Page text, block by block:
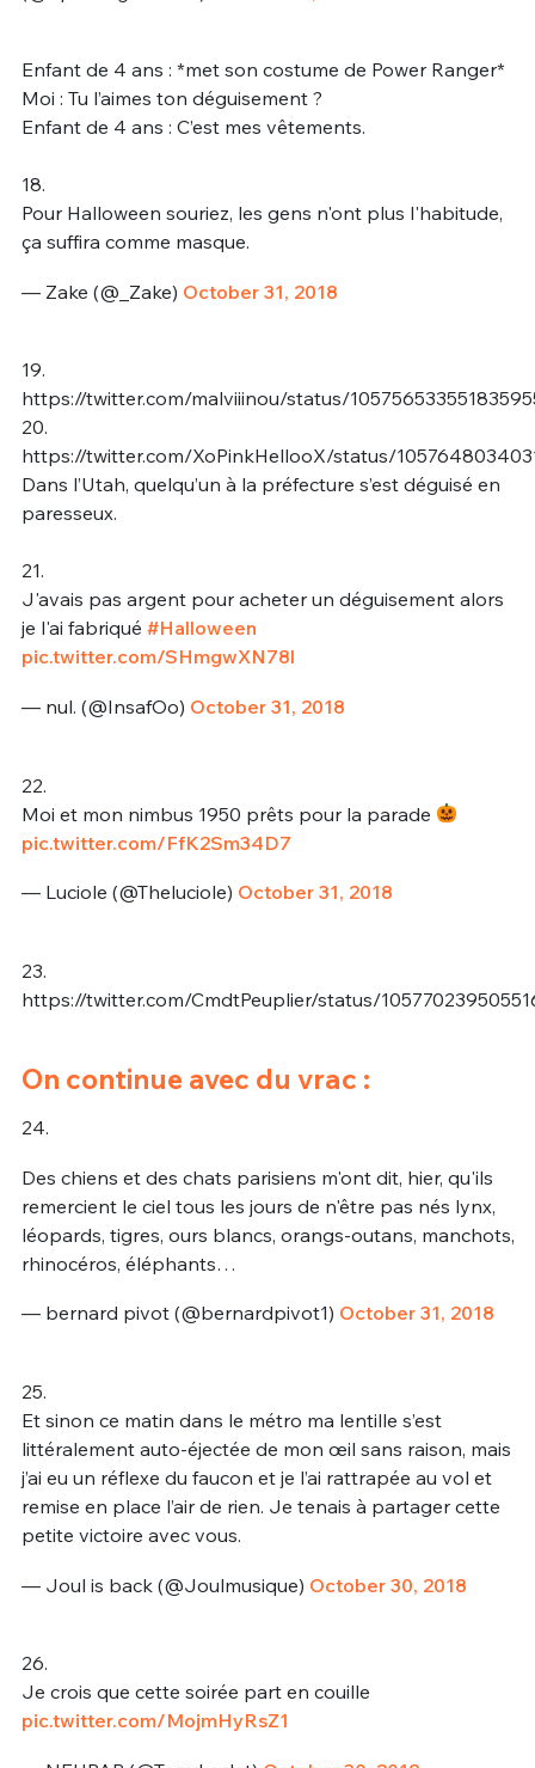
Enfant de 4 ans : *met son costume de Power Ranger*
Moi : Tu l’aimes ton déguisement ?
Enfant de 4 ans : C’est mes vêtements.
18.
Pour Halloween souriez, les gens n'ont plus l'habitude,
ça suffira comme masque.
— Zake (@_Zake) October 31, 2018
19.
https://twitter.com/malviiinou/status/
20.
https://twitter.com/XoPinkHellooX/status/
Dans l’Utah, quelqu’un à la préfecture s’est déguisé en
paresseux.
21.
J'avais pas argent pour acheter un déguisement alors
je l'ai fabriqué #Halloween
pic.twitter.com/SHmgwXN78l
— nul. (@InsafOo) October 31, 2018
22.
Moi et mon nimbus 1950 prêts pour la parade
pic.twitter.com/FfK2Sm34D7
— Luciole (@Theluciole) October 31, 2018
23.
https://twitter.com/CmdtPeuplier/status/
On continue avec du vrac :
24.
Des chiens et des chats parisiens m'ont dit, hier, qu'ils
remercient le ciel tous les jours de n'être pas nés lynx,
léopards, tigres, ours blancs, orangs-outans, manchots,
rhinocéros, éléphants…
— bernard pivot (@bernardpivot1) October 31, 2018
25.
Et sinon ce matin dans le métro ma lentille s’est
littéralement auto-éjectée de mon œil sans raison, mais
j’ai eu un réflexe du faucon et je l’ai rattrapée au vol et
remise en place l’air de rien. Je tenais à partager cette
petite victoire avec vous.
— Joul is back (@Joulmusique) October 30, 2018
26.
Je crois que cette soirée part en couille
pic.twitter.com/MojmHyRsZ1